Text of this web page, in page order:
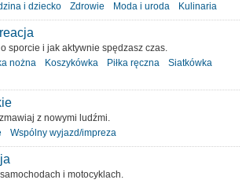
i dziecko Zdrowie Moda i uroda Kulinaria
sporcie i jak aktywnie spędzasz czas.
nożna Koszykówka Piłka ręczna
Siatkówka
z nowymi ludźmi.
Wspólny wyjazd/impreza
i motocyklach.